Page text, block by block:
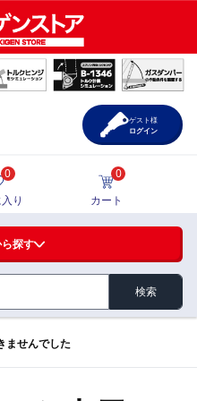
・周辺機器
器
探す
検索
0
り
0
カート
ゲスト様
ログイン
ませんでした